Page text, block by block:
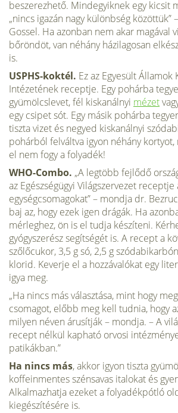
beszerezhető. Mindegyiknek egy kicsit
„nincs igazán nagy különbség közöttük”
Gossel. Ha azonban nem akar magával
bőröndöt, van néhány házilagosan
is.
USPHS-koktél. Ez az Egyesült Államok
Intézeté­nek receptje. Egy pohárba
gyümölcslevet, fél kiskanálnyi mézet
egy csipet sót. Egy másik pohárba
tiszta vizet és negyed kiskanálnyi
pohárból fel­váltva igyon néhány
el nem fogy a folyadék!
WHO-Combo. „A legtöbb fejlődő
az Egész­ségügyi Világszervezet
egységcsomagokat” – mondja dr.
baj az, hogy ezek igen drágák. Ha
mérleghez, ön is el tudja készíteni.
gyógyszerész segít­ségét is. A recept a
szőlőcukor, 3,5 g só, 2,5 g
klorid. Keverje el a hozzávalókat egy
igya meg.
„Ha nincs más választása, mint hogy
csomagot, előbb meg kell tudnia, hogy
milyen néven árusítják – mondja. – A
recept nélkül kapható orvosi
patikákban.”
Ha nincs más, akkor igyon tiszta
koffeinmentes szén­savas italokat és
Alkalmazhatja ezeket a folyadékpótló
kiegészítésére is.